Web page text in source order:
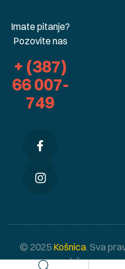
Imate pitanje?
Pozovite nas
+ (387)
66 007-
749
© 2025Košnica. Sva
zadržana